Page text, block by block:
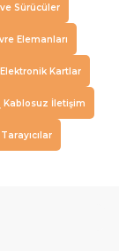
Sürücüler
Elemanları
Elektronik Kartlar
Kablosuz İletişim